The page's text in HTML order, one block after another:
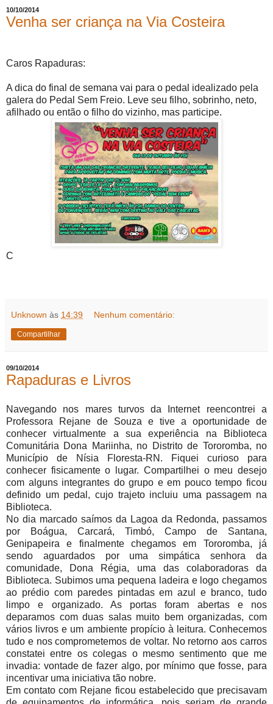
10/10/2014
Venha ser criança na Via Costeira
Caros Rapaduras:
A dica do final de semana vai para o pedal idealizado pela
galera do Pedal Sem Freio. Leve seu filho, sobrinho, neto,
afilhado ou então o filho do vizinho, mas participe.
C
Unknown às 14:39 Nenhum comentário:
Compartilhar
09/10/2014
Rapaduras e Livros
Navegando nos mares turvos da Internet reencontrei a
Professora Rejane de Souza e tive a oportunidade de
conhecer virtualmente a sua experiência na Biblioteca
Comunitária Dona Mariinha, no Distrito de Tororomba, no
Município de Nísia Floresta-RN. Fiquei curioso para
conhecer fisicamente o lugar. Compartilhei o meu desejo
com alguns integrantes do grupo e em pouco tempo ficou
definido um pedal, cujo trajeto incluiu uma passagem na
Biblioteca.
No dia marcado saímos da Lagoa da Redonda, passamos
por Boágua, Carcará, Timbó, Campo de Santana,
Genipapeira e finalmente chegamos em Tororomba, já
sendo aguardados por uma simpática senhora da
comunidade, Dona Régia, uma das colaboradoras da
Biblioteca. Subimos uma pequena ladeira e logo chegamos
ao prédio com paredes pintadas em azul e branco, tudo
limpo e organizado. As portas foram abertas e nos
deparamos com duas salas muito bem organizadas, com
vários livros e um ambiente propício à leitura. Conhecemos
tudo e nos comprometemos de voltar. No retorno aos carros
constatei entre os colegas o mesmo sentimento que me
invadia: vontade de fazer algo, por mínimo que fosse, para
incentivar uma iniciativa tão nobre.
Em contato com Rejane ficou estabelecido que precisavam